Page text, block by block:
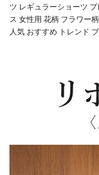
ツ レギュラーショーツ
ス 女性用 花柄 フラワー
人気 おすすめ トレンド